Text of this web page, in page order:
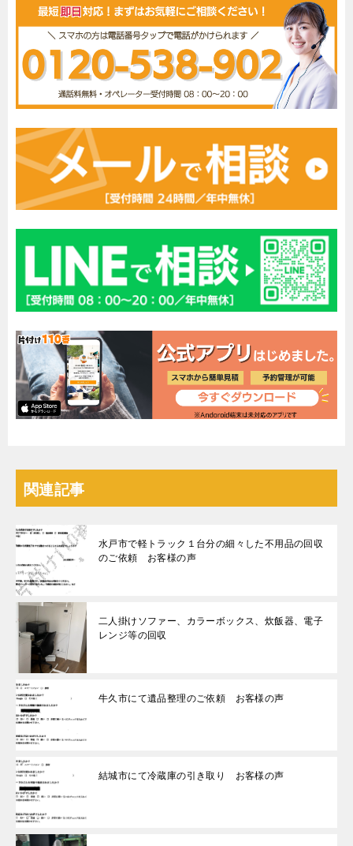
関連記事
水戸市で軽トラック１台分の細々した不用品の回収
のご依頼 お客様の声
二人掛けソファー、カラーボックス、炊飯器、電子
レンジ等の回収
牛久市にて遺品整理のご依頼 お客様の声
結城市にて冷蔵庫の引き取り お客様の声